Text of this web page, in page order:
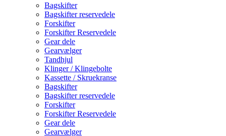
Bagskifter
Bagskifter reservedele
Forskifter
Forskifter Reservedele
Gear dele
Gearvælger
Tandhjul
Klinger / Klingebolte
Kassette / Skruekranse
Bagskifter
Bagskifter reservedele
Forskifter
Forskifter Reservedele
Gear dele
Gearvælger